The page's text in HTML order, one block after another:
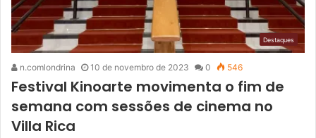
Destaques
n.comlondrina 10 de novembro de 2023 0 546
Festival Kinoarte movimenta o fim de
semana com sessões de cinema no
Villa Rica